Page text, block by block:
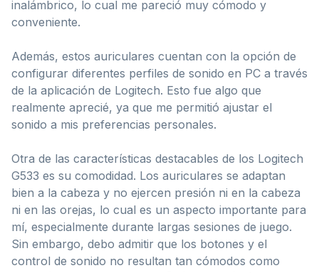
inalámbrico, lo cual me pareció muy cómodo y
conveniente.
Además, estos auriculares cuentan con la opción de
configurar diferentes perfiles de sonido en PC a través
de la aplicación de Logitech. Esto fue algo que
realmente aprecié, ya que me permitió ajustar el
sonido a mis preferencias personales.
Otra de las características destacables de los Logitech
G533 es su comodidad. Los auriculares se adaptan
bien a la cabeza y no ejercen presión ni en la cabeza
ni en las orejas, lo cual es un aspecto importante para
mí, especialmente durante largas sesiones de juego.
Sin embargo, debo admitir que los botones y el
control de sonido no resultan tan cómodos como